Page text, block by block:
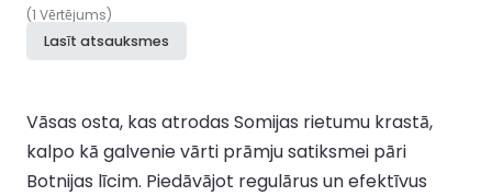
(1 Vērtējums)
Lasīt atsauksmes
Vāsas osta, kas atrodas Somijas rietumu krastā,
kalpo kā galvenie vārti prāmju satiksmei pāri
Botnijas līcim. Piedāvājot regulārus un efektīvus